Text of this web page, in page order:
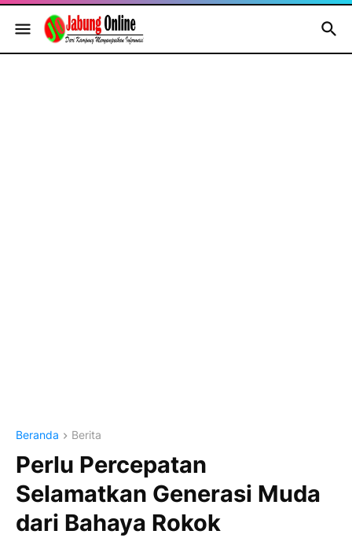
Beranda Berita
Perlu Percepatan
Selamatkan Generasi Muda
dari Bahaya Rokok